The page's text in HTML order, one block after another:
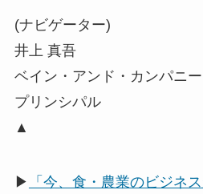
(ナビゲーター)
井上 真吾
ベイン・アンド・カンパニ
プリンシパル
▲
▶
「今、食・農業のビジネ